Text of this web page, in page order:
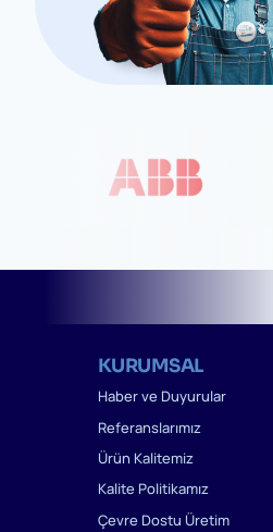
KURUMSAL
Haber ve Duyurular
Referanslarımız
Ürün Kalitemiz
Kalite Politikamız
Çevre Dostu Üretim